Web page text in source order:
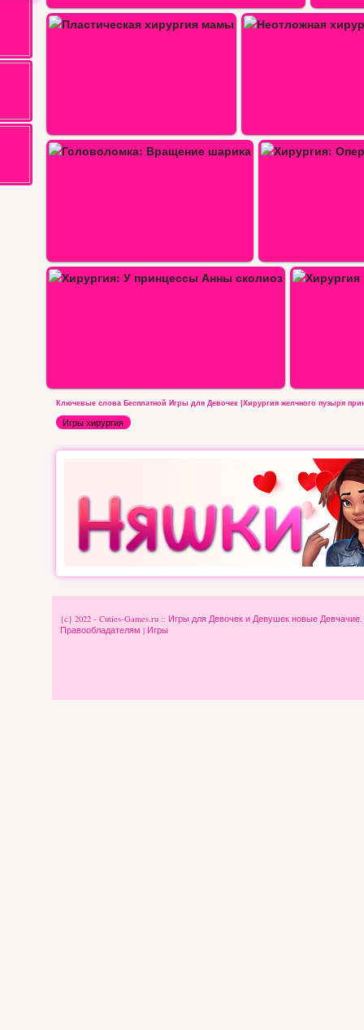
Неотложная хирургия 2019 Хирургия: Элли жертвует почку…
Хирургия: Операция на горле… Принцессы в
Хирургия Монстр Хай: Операция на…
Ключевые слова Бесплатной Игры для Девочек |Хирургия желчного пузыря
Игры хирургия
{c} 2022 - Cuties-Games.ru :: Игры для Девочек и Девушек новые
Правообладателям | Игры